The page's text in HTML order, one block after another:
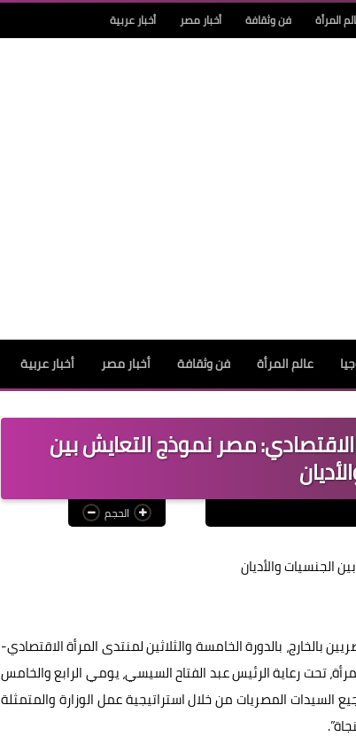
المرأة فن وثقافة أخبار مصر أخبار عربية
عالم المرأة فن وثقافة أخبار مصر أخبار عربية
مصر نموذج التعايش بين
الحجم
الجنسيات والأديان
بالدورة الخامسة والثلاثين لمنتدى المرأة الاقتصادي-
للمرأة، تحت رعاية الرئيس عبد الفتاح السيسي، يومي الرابع والخامس
المصريات من خلال استراتيجية عمل الوزارة والمتمثلة